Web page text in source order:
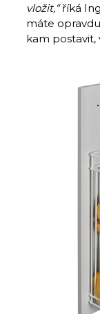
vložit,“říká
máte
kam postavit,